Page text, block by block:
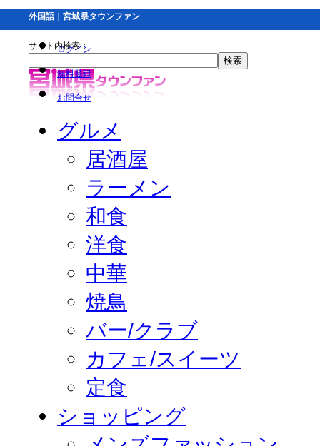
外国語｜宮城県タウンファン
ログイン
無料登録
お問合せ
サイト内検索：
グルメ
居酒屋
ラーメン
和食
洋食
中華
焼鳥
バー/クラブ
カフェ/スイーツ
定食
ショッピング